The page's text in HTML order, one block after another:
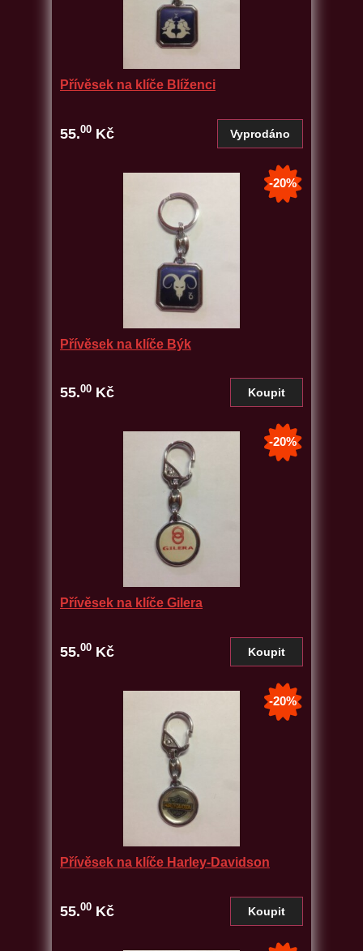
Přívěsek na klíče Blíženci
55.00 Kč
Přívěsek na klíče Býk
55.00 Kč
-20%
Přívěsek na klíče Gilera
55.00 Kč
-20%
Přívěsek na klíče Harley-Davidson
55.00 Kč
-20%